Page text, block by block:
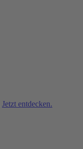
Jetzt entdecken.